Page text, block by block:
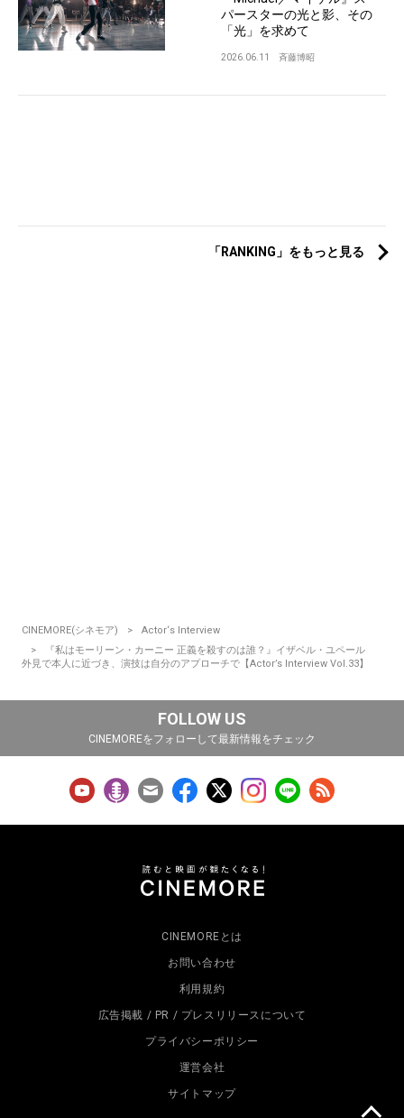
パースターの光と影、その
「光」を求めて
2026.06.11 斉藤博昭
「RANKING」をもっと見る
CINEMORE(シネモア)
Actor‘s Interview
『私はモーリーン・カーニー 正義を殺すのは誰？』イザベル・ユペール
外見で本人に近づき、演技は自分のアプローチで【Actor’s Interview Vol.33】
FOLLOW US
CINEMOREをフォローして最新情報をチェック
CINEMOREとは
お問い合わせ
利用規約
広告掲載 / PR / プレスリリースについて
プライバシーポリシー
運営会社
サイトマップ